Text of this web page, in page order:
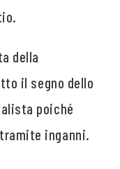
della
il segno dello
poiché
inganni.